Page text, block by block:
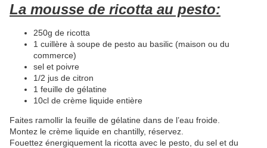
La mousse de ricotta au pesto:
250g de ricotta
1 cuillère à soupe de pesto au basilic (maison ou du
commerce)
sel et poivre
1/2 jus de citron
1 feuille de gélatine
10cl de crème liquide entière
Faites ramollir la feuille de gélatine dans de l’eau froide.
Montez le crème liquide en chantilly, réservez.
Fouettez énergiquement la ricotta avec le pesto, du sel et du